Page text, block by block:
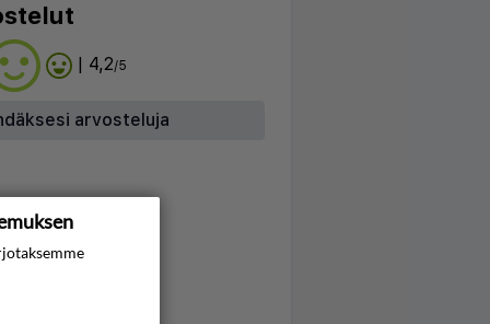
| 4,2/5
arvosteluja